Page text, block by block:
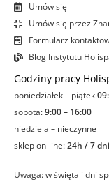
Umów się
Umów się przez
Formularz
Blog Instytutu
Godziny pracy
poniedziałek – piątek
sobota:9:00 – 16:00
niedziela – nieczynne
sklep on-line:24h / 7
Uwaga: w święta i dni